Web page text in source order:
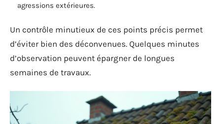
agressions extérieures.
Un contrôle minutieux de ces points précis permet
d’éviter bien des déconvenues. Quelques minutes
d’observation peuvent épargner de longues
semaines de travaux.